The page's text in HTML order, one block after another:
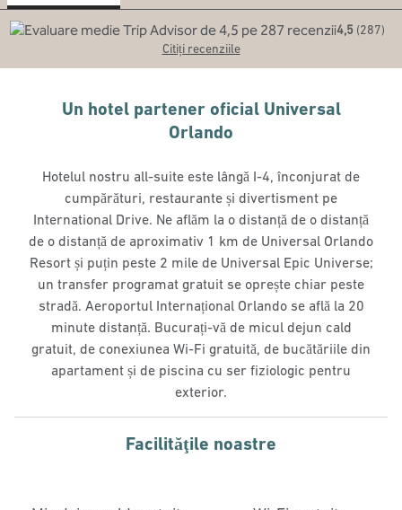
4,5 (287)
Citiți recenziile
Un hotel partener oficial Universal
Orlando
Hotelul nostru all-suite este lângă I-4, înconjurat de
cumpărături, restaurante și divertisment pe
International Drive. Ne aflăm la o distanță de o distanță
de o distanță de aproximativ 1 km de Universal Orlando
Resort și puțin peste 2 mile de Universal Epic Universe;
un transfer programat gratuit se oprește chiar peste
stradă. Aeroportul Internațional Orlando se află la 20
minute distanță. Bucurați-vă de micul dejun cald
gratuit, de conexiunea Wi-Fi gratuită, de bucătăriile din
apartament și de piscina cu ser fiziologic pentru
exterior.
Facilităţile noastre